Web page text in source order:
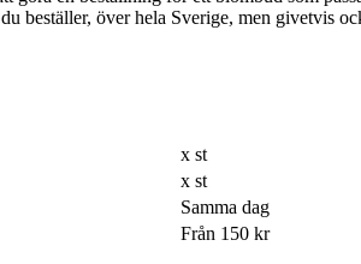
beställer, över hela Sverige, men givetvis
x st
x st
Samma dag
Från 150 kr